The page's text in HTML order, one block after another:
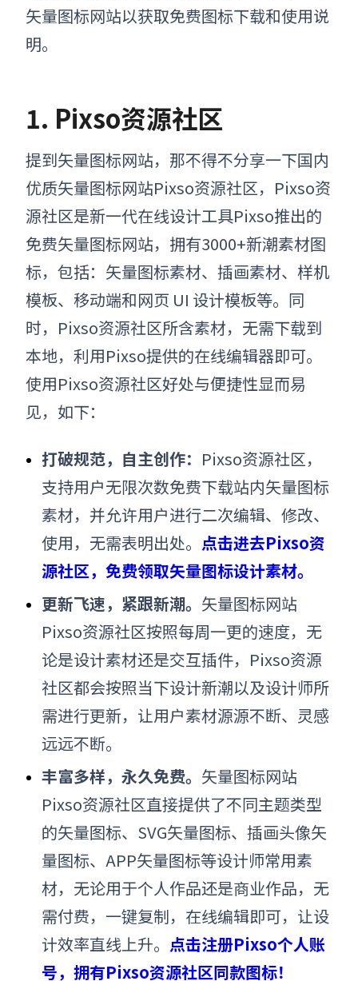
矢量图标网站以获取免费图标下载和使用说
明。
1. Pixso资源社区
提到矢量图标网站，那不得不分享一下国内
优质矢量图标网站Pixso资源社区，Pixso资
源社区是新一代在线设计工具Pixso推出的
免费矢量图标网站，拥有3000+新潮素材图
标，包括：矢量图标素材、插画素材、样机
模板、移动端和网页 UI 设计模板等。 同
时，Pixso资源社区所含素材，无需下载到
本地，利用Pixso提供的在线编辑器即可。
使用Pixso资源社区好处与便捷性显而易
见，如下：
打破规范，自主创作： Pixso资源社区，
支持用户无限次数免费下载站内矢量图标
素材，并允许用户进行二次编辑、修改、
使用，无需表明出处。 点击进去Pixso资
源社区，免费领取矢量图标设计素材。
更新飞速，紧跟新潮。 矢量图标网站
Pixso资源社区按照每周一更的速度，无
论是设计素材还是交互插件，Pixso资源
社区都会按照当下设计新潮以及设计师所
需进行更新，让用户素材源源不断、灵感
远远不断。
丰富多样，永久免费。 矢量图标网站
Pixso资源社区直接提供了不同主题类型
的矢量图标、SVG矢量图标、插画头像矢
量图标、APP矢量图标等设计师常用素
材，无论用于个人作品还是商业作品，无
需付费，一键复制，在线编辑即可，让设
计效率直线上升。 点击注册Pixso个人账
号，拥有Pixso资源社区同款图标！